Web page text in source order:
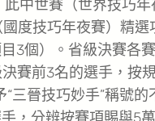
中世賽（世界技巧年
度技巧年夜賽）精選
3個）。省級決賽各
賽前3名的選手，按
三晉技巧妙手”稱號